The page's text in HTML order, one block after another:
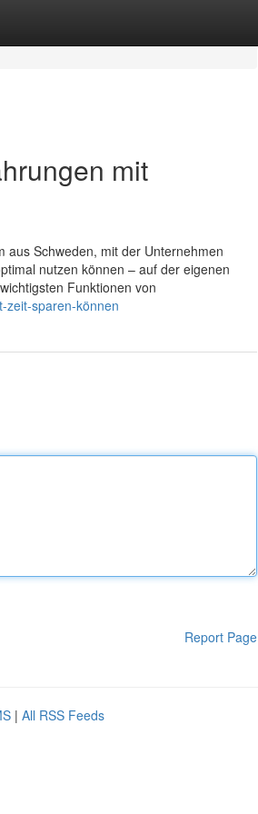
mit
aus Schweden, mit der Unternehmen
nutzen können – auf der eigenen
Funktionen von
zeit-sparen-können
Report Page
| All RSS Feeds